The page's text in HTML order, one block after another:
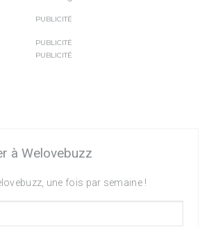
PUBLICITÉ
PUBLICITÉ
PUBLICITÉ
à Welovebuzz
une fois par semaine !